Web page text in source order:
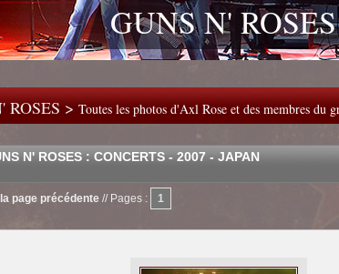
GUNS N' ROSES
ROSES > Toutes les photos d'Axl Rose et des membres du
N' ROSES : CONCERTS - 2007 - JAPAN
page précédente // Pages : 1